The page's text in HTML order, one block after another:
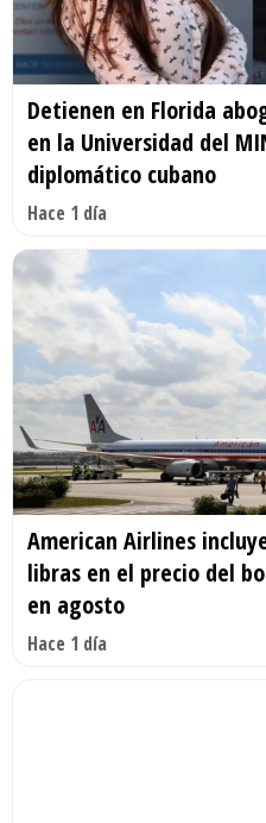
Detienen en Florida
en la Universidad del
diplomático cubano
Hace 1 día
American Airlines
libras en el precio del
en agosto
Hace 1 día